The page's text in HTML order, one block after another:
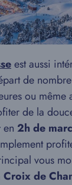
est aussi
de
ou même
de la
en 2h de
vous
Croix de